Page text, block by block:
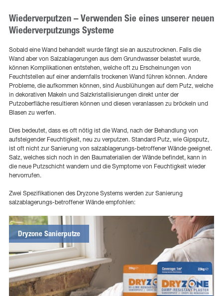
Wiederverputzen – Verwenden Sie eines unserer neuen
Wiederverputzungs Systeme
Sobald eine Wand behandelt wurde fängt sie an auszutrocknen. Falls die
Wand aber von Salzablagerungen aus dem Grundwasser belastet wurde,
können Komplikationen entstehen, welche oft zu Erscheinungen von
Feuchtstellen auf einer andernfalls trockenen Wand führen können. Andere
Probleme, die aufkommen können, sind Ausblühungen auf dem Putz, welche
in dekorativen Makeln und Salzkristallisierungen direkt unter der
Putzoberfläche resultieren können und diesen veranlassen zu bröckeln und
Blasen zu werfen.
Dies bedeutet, dass es oft nötig ist die Wand, nach der Behandlung von
aufsteigender Feuchtigkeit, neu zu verputzen. Standard Putz, wie Gipsputz,
ist oft nicht zur Sanierung von salzablagerungs-betroffener Wände geeignet.
Salz, welches sich noch in den Baumaterialien der Wände befindet, kann in
die neue Putzschicht wandern und die Symptome von Feuchtigkeit wieder
hervorrufen.
Zwei Spezifikationen des Dryzone Systems werden zur Sanierung
salzablagerungs-betroffener Wände empfohlen:
Dryzone Sanierputze